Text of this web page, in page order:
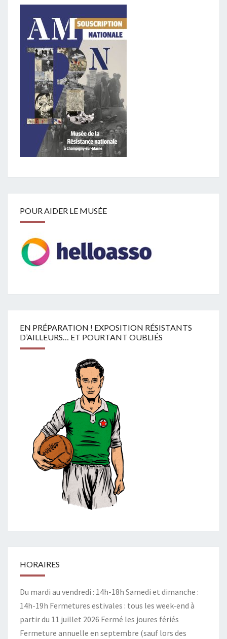
POUR AIDER LE MUSÉE
EN PRÉPARATION ! EXPOSITION RÉSISTANTS
D’AILLEURS… ET POURTANT OUBLIÉS
HORAIRES
Du mardi au vendredi : 14h-18h Samedi et dimanche :
14h-19h Fermetures estivales : tous les week-end à
partir du 11 juillet 2026 Fermé les joures fériés
Fermeture annuelle en septembre (sauf lors des